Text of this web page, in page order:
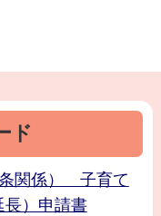
ド
条関係） 子育て
長）申請書